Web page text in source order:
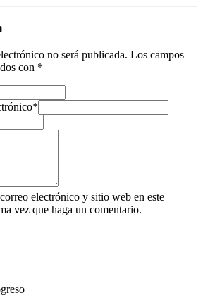
no será publicada. Los campos
con *
*
electrónico y sitio web en este
vez que haga un comentario.